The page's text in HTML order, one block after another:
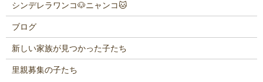
シンデレラワンコ🐶ニャンコ🐱
ブログ
新しい家族が見つかった子たち
里親募集の子たち